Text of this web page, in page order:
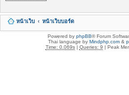
หน้าเว็บ หน้าเว็บบอร์ด
Powered by phpBB® Forum
Thai language by Mindphp.com&
Time: 0.069s| Queries: 9 | Peak